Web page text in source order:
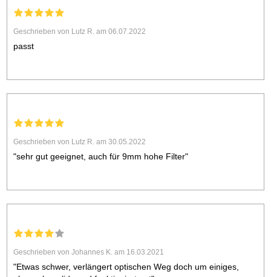
Geschrieben von Lutz R. am 06.07.2022
passt
Geschrieben von Lutz R. am 30.05.2022
"sehr gut geeignet, auch für 9mm hohe Filter"
Geschrieben von Johannes K. am 16.03.2021
"Etwas schwer, verlängert optischen Weg doch um einiges,